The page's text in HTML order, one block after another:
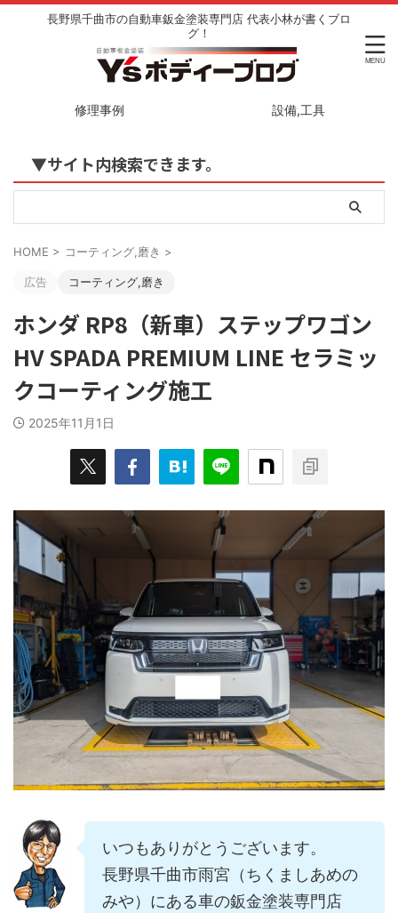
長野県千曲市の自動車鈑金塗装専門店 代表小林が書くブロ
グ！
修理事例 設備,工具
▼サイト内検索できます。
HOME > コーティング,磨き >
広告 コーティング,磨き
ホンダ RP8（新車）ステップワゴン
HV SPADA PREMIUM LINE セラミッ
クコーティング施工
2025年11月1日
いつもありがとうございます。
長野県千曲市雨宮（ちくましあめの
みや）にある車の鈑金塗装専門店